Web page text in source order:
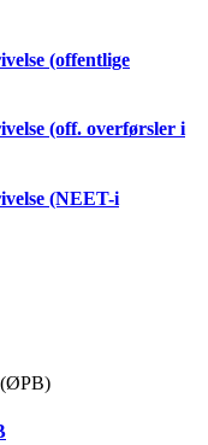
(offentlige
(off. overførsler i
(NEET-i
(ØPB)